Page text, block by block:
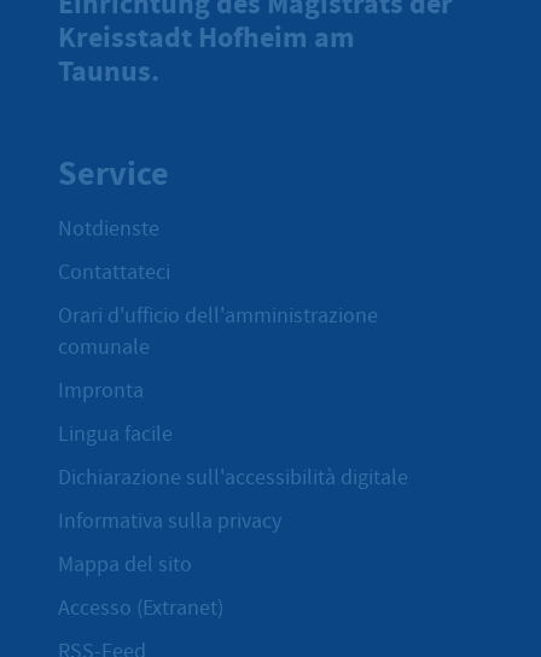
Kreisstadt Hofheim am
Taunus.
Service
Notdienste
Contattateci
Orari d'ufficio dell'amministrazione
comunale
Impronta
Lingua facile
Dichiarazione sull'accessibilità digitale
Informativa sulla privacy
Mappa del sito
Accesso (Extranet)
RSS-Feed